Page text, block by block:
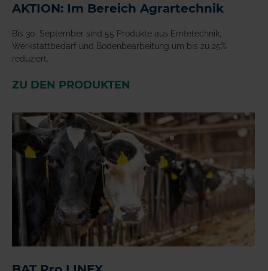
AKTION: Im Bereich Agrartechnik
Bis 30. September sind 55 Produkte aus Erntetechnik,
Werkstattbedarf und Bodenbearbeitung um bis zu 25%
reduziert.
ZU DEN PRODUKTEN